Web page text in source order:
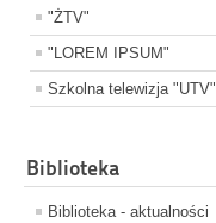
"ŻTV"
"LOREM IPSUM"
Szkolna telewizja "UTV"
Biblioteka
Biblioteka - aktualności